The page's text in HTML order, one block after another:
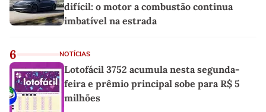
difícil: o motor a combustão continua
imbatível na estrada
6 NOTÍCIAS
Lotofácil 3752 acumula nesta segunda-
feira e prêmio principal sobe para R$ 5
milhões